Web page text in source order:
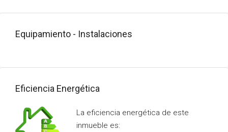
Equipamiento - Instalaciones
Eficiencia Energética
La eficiencia energética de este
inmueble es: